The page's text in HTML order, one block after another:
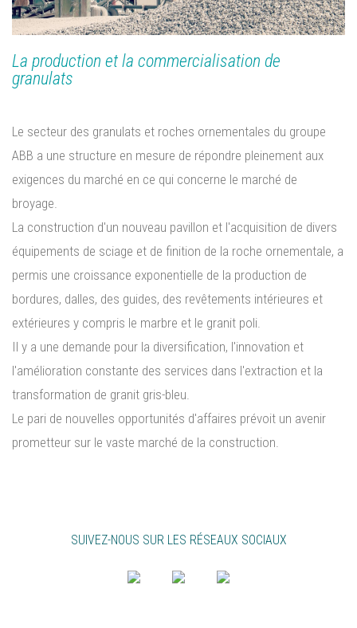
La production et la commercialisation de
granulats
Le secteur des granulats et roches ornementales du groupe
ABB a une structure en mesure de répondre pleinement aux
exigences du marché en ce qui concerne le marché de
broyage.
La construction d'un nouveau pavillon et l'acquisition de divers
équipements de sciage et de finition de la roche ornementale, a
permis une croissance exponentielle de la production de
bordures, dalles, des guides, des revêtements intérieures et
extérieures y compris le marbre et le granit poli.
Il y a une demande pour la diversification, l'innovation et
l'amélioration constante des services dans l'extraction et la
transformation de granit gris-bleu.
Le pari de nouvelles opportunités d'affaires prévoit un avenir
prometteur sur le vaste marché de la construction.
SUIVEZ-NOUS SUR LES RÉSEAUX SOCIAUX